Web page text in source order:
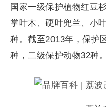
国家一级保护植物红豆
掌叶木、硬叶兜兰、小
种。截至2013年，保护
种，二级保护动物32种。